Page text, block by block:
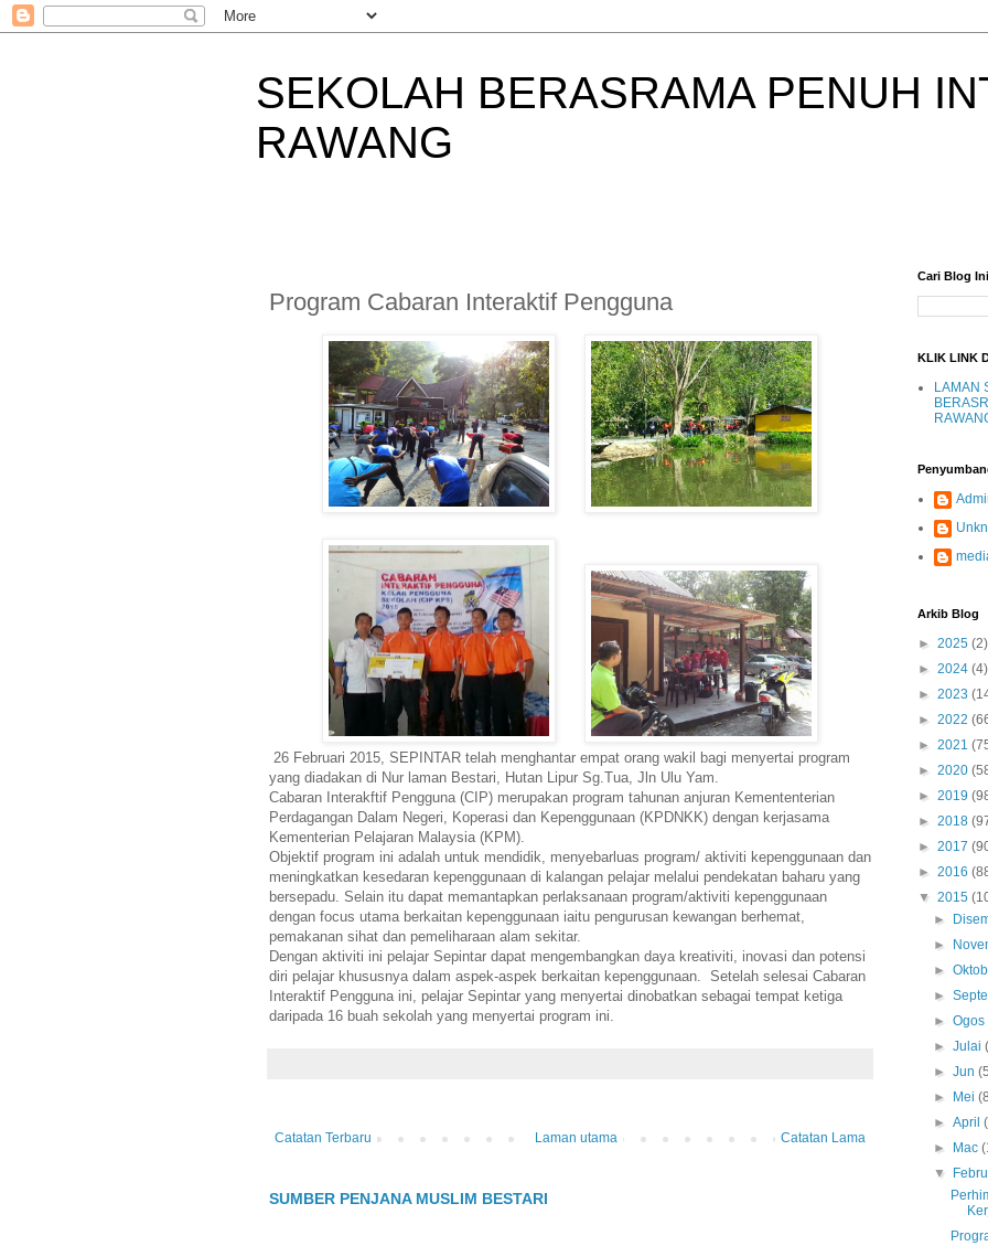
SEKOLAH BERASRAMA PENUH
RAWANG
Program Cabaran Interaktif Pengguna
26 Februari 2015, SEPINTAR telah menghantar empat orang wakil bagi menyertai program
yang diadakan di Nur laman Bestari, Hutan Lipur Sg.Tua, Jln Ulu Yam.
Cabaran Interakftif Pengguna (CIP) merupakan program tahunan anjuran Kemententerian
Perdagangan Dalam Negeri, Koperasi dan Kepenggunaan (KPDNKK) dengan kerjasama
Kementerian Pelajaran Malaysia (KPM).
Objektif program ini adalah untuk mendidik, menyebarluas program/ aktiviti kepenggunaan dan
meningkatkan kesedaran kepenggunaan di kalangan pelajar melalui pendekatan baharu yang
bersepadu. Selain itu dapat memantapkan perlaksanaan program/aktiviti kepenggunaan
dengan focus utama berkaitan kepenggunaan iaitu pengurusan kewangan berhemat,
pemakanan sihat dan pemeliharaan alam sekitar.
Dengan aktiviti ini pelajar Sepintar dapat mengembangkan daya kreativiti, inovasi dan potensi
diri pelajar khususnya dalam aspek-aspek berkaitan kepenggunaan. Setelah selesai Cabaran
Interaktif Pengguna ini, pelajar Sepintar yang menyertai dinobatkan sebagai tempat ketiga
daripada 16 buah sekolah yang menyertai program ini.
Catatan Terbaru Catatan Lama
Laman utama
SUMBER PENJANA MUSLIM BESTARI
Cari Blog Ini
KLIK LINK
LAMAN
Arkib Blog
► 2025 (2)
► 2024 (4)
► 2023
► 2022
► 2021
► 2020
► 2019
► 2018
► 2017
► 2016
▼ 2015
►
►
►
►
►Ogos
►Julai
►Jun
►
Mei
►April
►
Mac
▼